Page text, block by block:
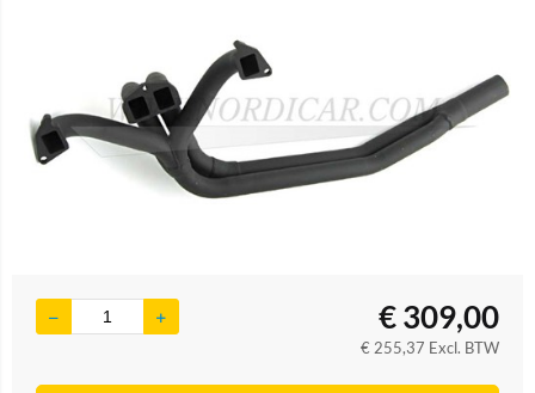
€309,00
€ 255,37 Excl. BTW